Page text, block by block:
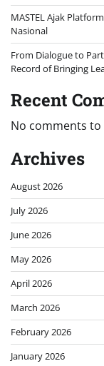
MASTEL Ajak
Nasional
From Dialogue to
Record of Bringing
Recent
No comments to
Archives
August 2026
July 2026
June 2026
May 2026
April 2026
March 2026
February 2026
January 2026